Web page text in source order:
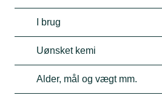
I brug
Uønsket kemi
Alder, mål og vægt mm.